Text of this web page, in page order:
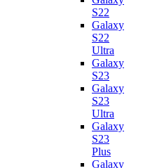
S22
Galaxy
S22
Ultra
Galaxy
S23
Galaxy
S23
Ultra
Galaxy
S23
Plus
Galaxy